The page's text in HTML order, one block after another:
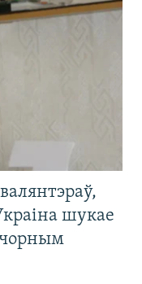
шукае